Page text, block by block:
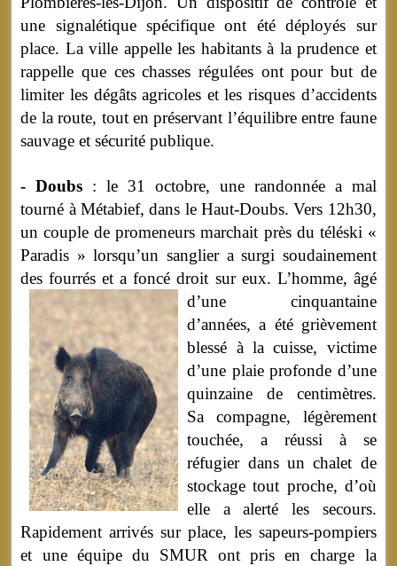
une signalétique spécifique ont été déployés sur
place. La ville appelle les habitants à la prudence et
rappelle que ces chasses régulées ont pour but de
limiter les dégâts agricoles et les risques d’accidents
de la route, tout en préservant l’équilibre entre faune
sauvage et sécurité publique.
- Doubs : le 31 octobre, une randonnée a mal
tourné à Métabief, dans le Haut-Doubs. Vers 12h30,
un couple de promeneurs marchait près du téléski «
Paradis » lorsqu’un sanglier a surgi soudainement
des fourrés et a foncé droit sur eux. L’homme, âgé
d’une cinquantaine
d’années, a été grièvement
blessé à la cuisse, victime
d’une plaie profonde d’une
quinzaine de centimètres.
Sa compagne, légèrement
touchée, a réussi à se
réfugier dans un chalet de
stockage tout proche, d’où
elle a alerté les secours.
Rapidement arrivés sur place, les sapeurs-pompiers
et une équipe du SMUR ont pris en charge la